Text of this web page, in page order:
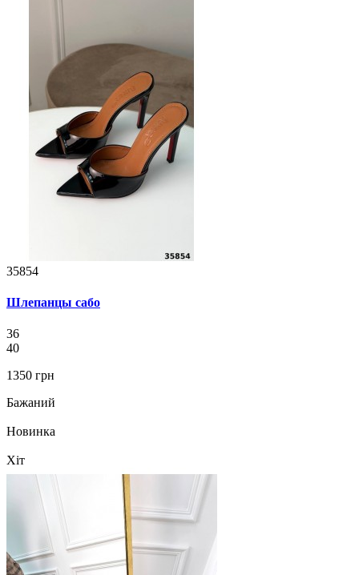
35854
Шлепанцы сабо
36
40
1350 грн
Бажаний
Новинка
Хіт